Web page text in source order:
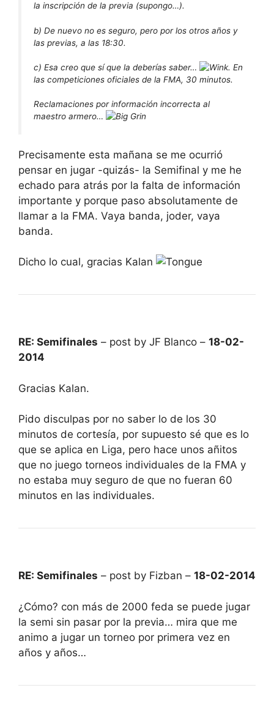
la inscripción de la previa (supongo…).
b) De nuevo no es seguro, pero por los otros años y
las previas, a las 18:30.
c) Esa creo que sí que la deberías saber…
. En
las competiciones oficiales de la FMA, 30 minutos.
Reclamaciones por información incorrecta al
maestro armero…
Precisamente esta mañana se me ocurrió
pensar en jugar -quizás- la Semifinal y me he
echado para atrás por la falta de información
importante y porque paso absolutamente de
llamar a la FMA. Vaya banda, joder, vaya
banda.
Dicho lo cual, gracias Kalan
RE: Semifinales – post by JF Blanco – 18-02-
2014
Gracias Kalan.
Pido disculpas por no saber lo de los 30
minutos de cortesía, por supuesto sé que es lo
que se aplica en Liga, pero hace unos añitos
que no juego torneos individuales de la FMA y
no estaba muy seguro de que no fueran 60
minutos en las individuales.
RE: Semifinales – post by Fizban – 18-02-2014
¿Cómo? con más de 2000 feda se puede jugar
la semi sin pasar por la previa… mira que me
animo a jugar un torneo por primera vez en
años y años…